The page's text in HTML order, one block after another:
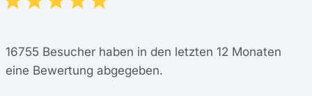
16755 Besucher haben in den letzten 12 Monaten
eine Bewertung abgegeben.